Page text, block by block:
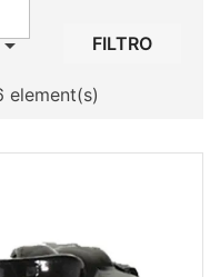
FILTRO
element(s)